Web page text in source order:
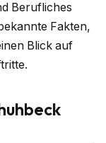
Berufliches
Fakten,
Blick auf